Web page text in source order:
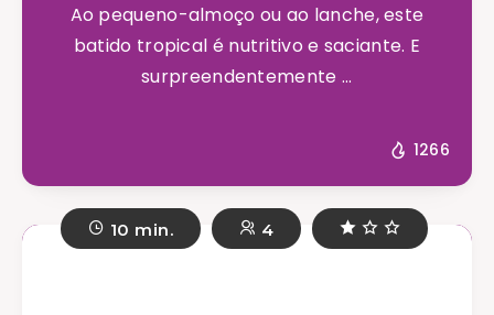
Ao pequeno-almoço ou ao lanche, este
batido tropical é nutritivo e saciante. E
surpreendentemente ...
1266
10 min. 4